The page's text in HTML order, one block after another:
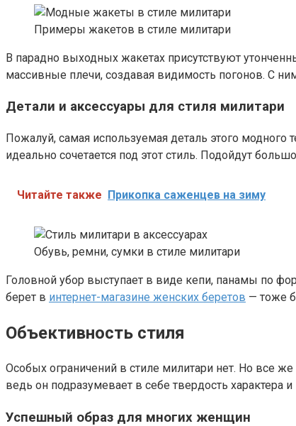
Примеры жакетов в стиле милитари
В парадно выходных жакетах присутствуют
массивные плечи, создавая видимость погонов. С
Детали и аксессуары для стиля милитари
Пожалуй, самая используемая деталь этого
идеально сочетается под этот стиль. Подойдут
Читайте также Прикопка саженцев на зиму
Обувь, ремни, сумки в стиле милитари
Головной убор выступает в виде кепи, панамы по
берет в интернет-магазине женских беретов — тоже
Объективность стиля
Особых ограничений в стиле милитари нет. Но все
ведь он подразумевает в себе твердость
Успешный образ для многих женщин